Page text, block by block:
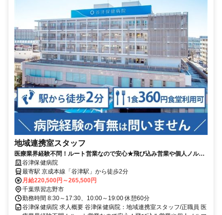
地域連携室スタッフ
医療業界経験不問！ルート営業なので安心★飛び込み営業や個人ノルマ
は一切ナシ◆駅チカ徒歩2分です◎1食360円で食堂あり◇【習志野市・
谷津駅・病院・地域連携室スタッフ・正職員】
谷津保健病院
最寄駅 京成本線「谷津駅」から徒歩2分
月給220,500円～265,500円
千葉県習志野市
勤務時間 8:30～17:30、10:00～19:00 休憩60分
谷津保健病院 求人概要 谷津保健病院：地域連携室スタッフ/正職員 医